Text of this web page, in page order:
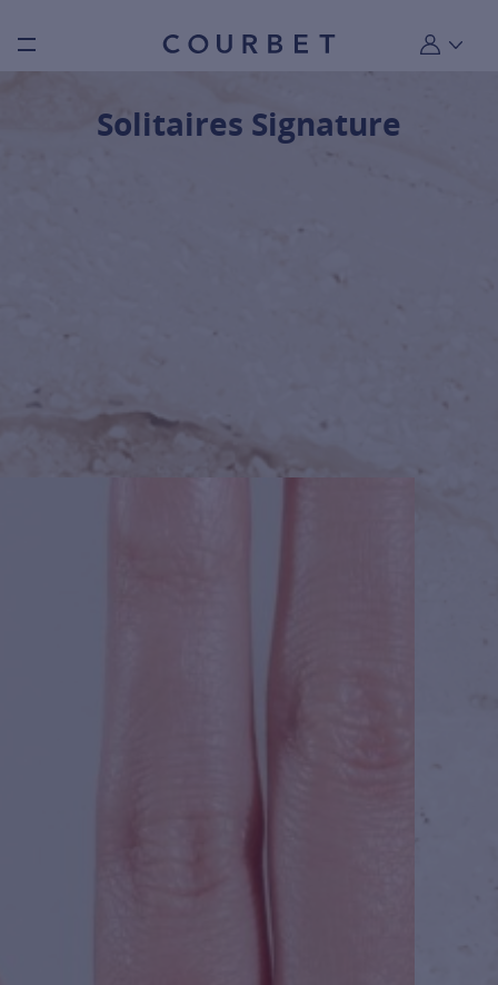
Burger toggle menu Mon
Solitaires Signature